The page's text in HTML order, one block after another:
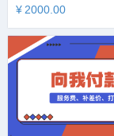
险 拦截小黑屋隔离
¥2000.00